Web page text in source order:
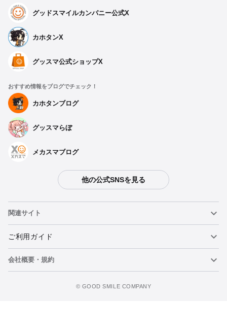
予約受付中
グッドスマイルカンパニー公式X
カホタンX
グッスマ公式ショップX
おすすめ情報をブログでチェック！
カホタンブログ
グッスマらぼ
メカスマブログ
他の公式SNSを見る
関連サイト
ねんどろいど
ねんどろいどフェイスメーカー
ご利用ガイド
重要なお知らせ
会社概要・規約
©️ GOOD SMILE COMPANY